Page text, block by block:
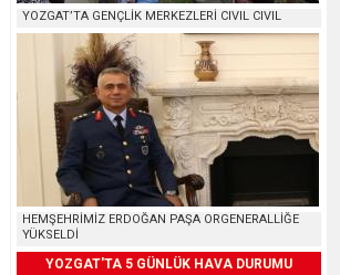
YOZGAT’TA GENÇLİK MERKEZLERİ CIVIL CIVIL
HEMŞEHRİMİZ ERDOĞAN PAŞA ORGENERALLİĞE
YÜKSELDİ
YOZGAT'TA 5 GÜNLÜK HAVA DURUMU